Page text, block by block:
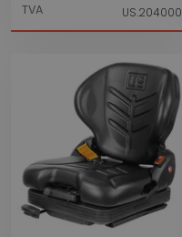
TVA
US.204000